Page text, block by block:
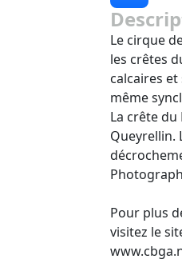
Le cirque
les crêtes
calcaires
même
La crête
Queyrellin.
Pour plus
visitez le